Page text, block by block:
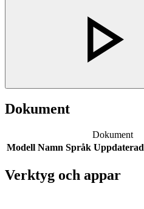
Dokument
Dokument
Modell Namn Språk Uppdaterad
Verktyg och appar